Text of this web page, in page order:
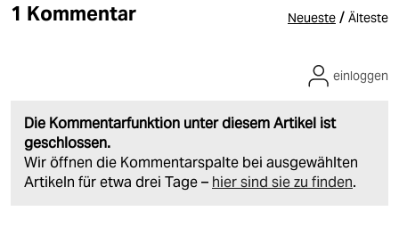
1 Kommentar Neueste / Älteste
Die Kommentarfunktion unter diesem Artikel ist
geschlossen.
Wir öffnen die Kommentarspalte bei ausgewählten
Artikeln für etwa drei Tage – hier sind sie zu finden.
einloggen